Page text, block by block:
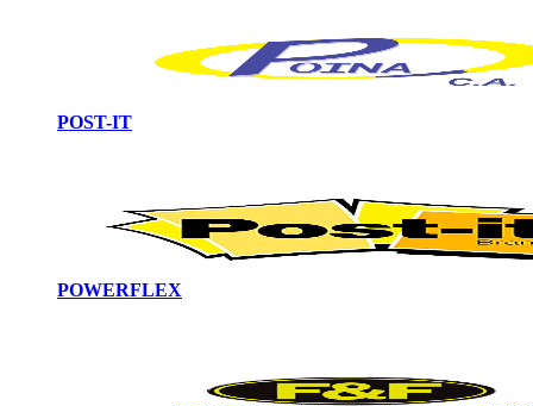
POST-IT
POWERFLEX